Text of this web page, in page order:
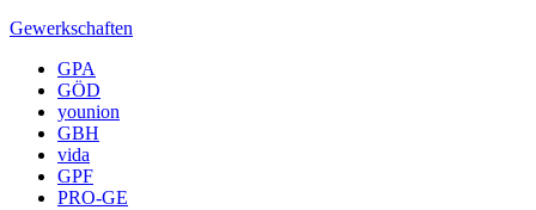
Gewerkschaften
GPA
GÖD
younion
GBH
vida
GPF
PRO-GE